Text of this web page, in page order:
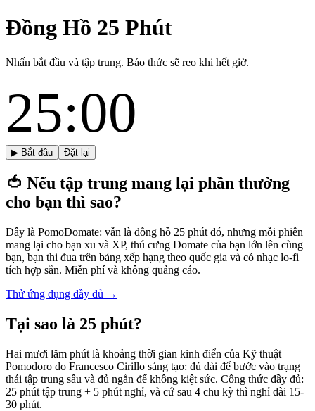
Đồng Hồ 25 Phút
Nhấn bắt đầu và tập trung. Báo thức sẽ reo khi hết giờ.
25:00
▶ Bắt đầu Đặt lại
🍅 Nếu tập trung mang lại phần thưởng
cho bạn thì sao?
Đây là PomoDomate: vẫn là đồng hồ 25 phút đó, nhưng mỗi phiên
mang lại cho bạn xu và XP, thú cưng Domate của bạn lớn lên cùng
bạn, bạn thi đua trên bảng xếp hạng theo quốc gia và có nhạc lo-fi
tích hợp sẵn. Miễn phí và không quảng cáo.
Thử ứng dụng đầy đủ →
Tại sao là 25 phút?
Hai mươi lăm phút là khoảng thời gian kinh điển của Kỹ thuật
Pomodoro do Francesco Cirillo sáng tạo: đủ dài để bước vào trạng
thái tập trung sâu và đủ ngắn để không kiệt sức. Công thức đầy đủ:
25 phút tập trung + 5 phút nghỉ, và cứ sau 4 chu kỳ thì nghỉ dài 15-
30 phút.